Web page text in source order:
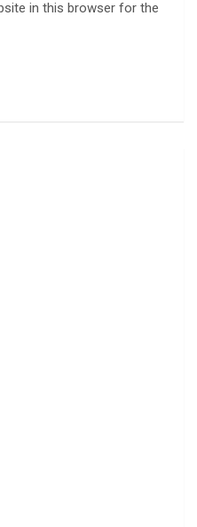
in this browser for the